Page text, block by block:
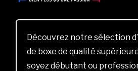
Découvrez notre sélection
de boxe de qualité
soyez débutant ou